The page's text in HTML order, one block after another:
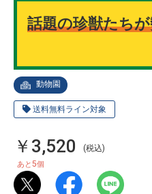
動物園
送料無料ライン対象
話題の珍獣たち
￥3,520 (税込)
あと5個